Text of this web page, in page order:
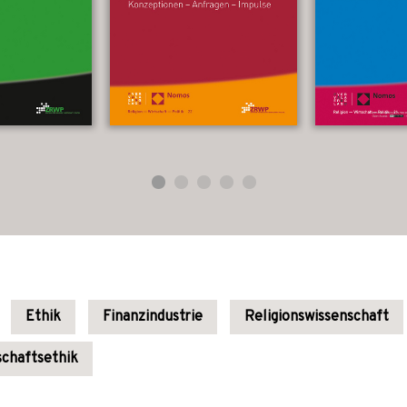
Ethik Finanzindustrie Religionswissenschaft